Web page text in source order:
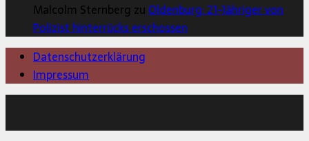
Malcolm Sternberg zuOldenburg: 21-Jähriger von
Polizist hinterrücks erschossen
Datenschutzerklärung
Impressum